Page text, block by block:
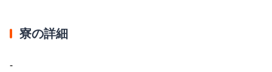
寮の詳細
-